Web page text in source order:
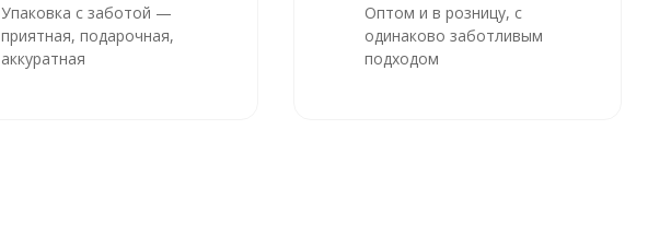
Упаковка с заботой —
приятная, подарочная,
аккуратная
Оптом и в розницу, с
одинаково заботливым
подходом